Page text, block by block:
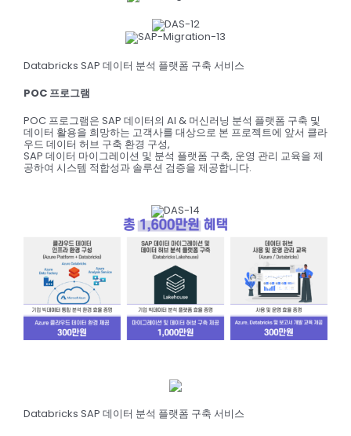
Databricks SAP 데이터 분석 플랫폼 구축 서비스
POC 프로그램
POC 프로그램은 SAP 데이터의 AI & 머신러닝 분석 플랫폼 구축 및
데이터 활용을 희망하는 고객사를 대상으로 본 프로젝트에 앞서 클라
우드 데이터 허브 구축 환경 구성,
SAP 데이터 마이그레이션 및 분석 플랫폼 구축, 운영 관리 교육을 제
공하여 시스템 적합성과 솔루션 검증을 제공합니다.
Databricks SAP 데이터 분석 플랫폼 구축 서비스